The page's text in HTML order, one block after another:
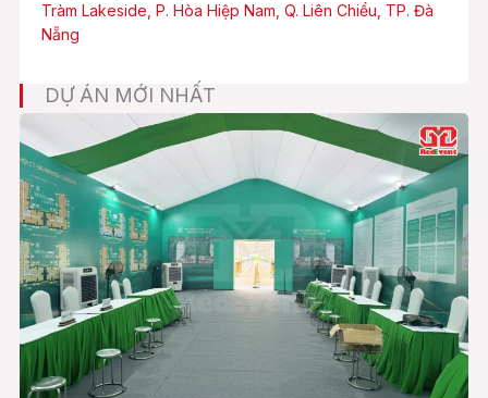
Tràm Lakeside, P. Hòa Hiệp Nam, Q. Liên Chiểu, TP. Đà
Nẵng
DỰ ÁN MỚI NHẤT